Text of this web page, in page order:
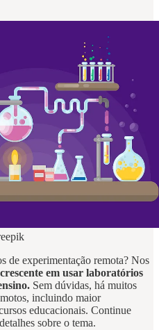
de experimentação remota? Nos
em usar laboratórios
Sem dúvidas, há muitos
incluindo maior
educacionais. Continue
sobre o tema.